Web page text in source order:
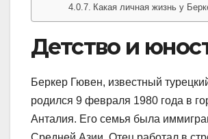
Какая личная жизнь у
Детство и
Беркер Гювен, известный
родился 9 февраля 1980 года в
Анталия. Его семья была